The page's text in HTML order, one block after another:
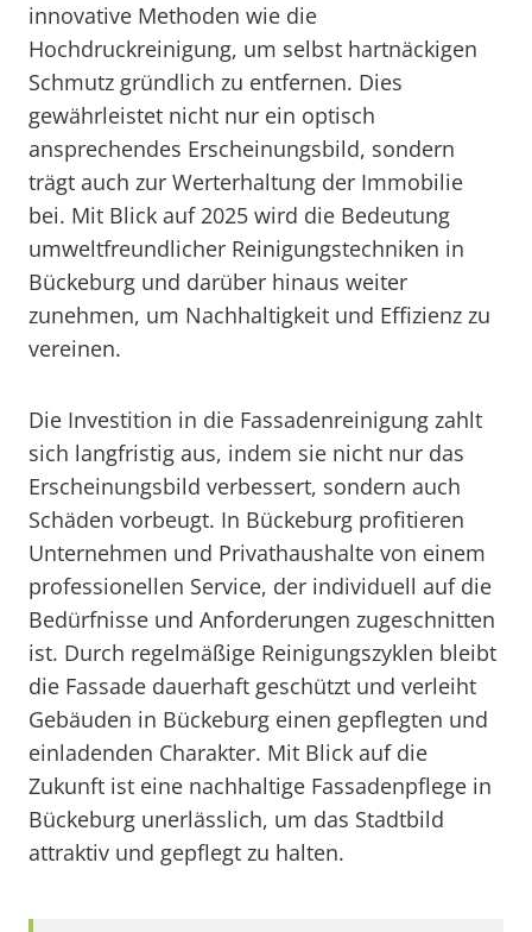
innovative Methoden wie die
Hochdruckreinigung, um selbst hartnäckigen
Schmutz gründlich zu entfernen. Dies
gewährleistet nicht nur ein optisch
ansprechendes Erscheinungsbild, sondern
trägt auch zur Werterhaltung der Immobilie
bei. Mit Blick auf 2025 wird die Bedeutung
umweltfreundlicher Reinigungstechniken in
Bückeburg und darüber hinaus weiter
zunehmen, um Nachhaltigkeit und Effizienz zu
vereinen.
Die Investition in die Fassadenreinigung zahlt
sich langfristig aus, indem sie nicht nur das
Erscheinungsbild verbessert, sondern auch
Schäden vorbeugt. In Bückeburg profitieren
Unternehmen und Privathaushalte von einem
professionellen Service, der individuell auf die
Bedürfnisse und Anforderungen zugeschnitten
ist. Durch regelmäßige Reinigungszyklen bleibt
die Fassade dauerhaft geschützt und verleiht
Gebäuden in Bückeburg einen gepflegten und
einladenden Charakter. Mit Blick auf die
Zukunft ist eine nachhaltige Fassadenpflege in
Bückeburg unerlässlich, um das Stadtbild
attraktiv und gepflegt zu halten.